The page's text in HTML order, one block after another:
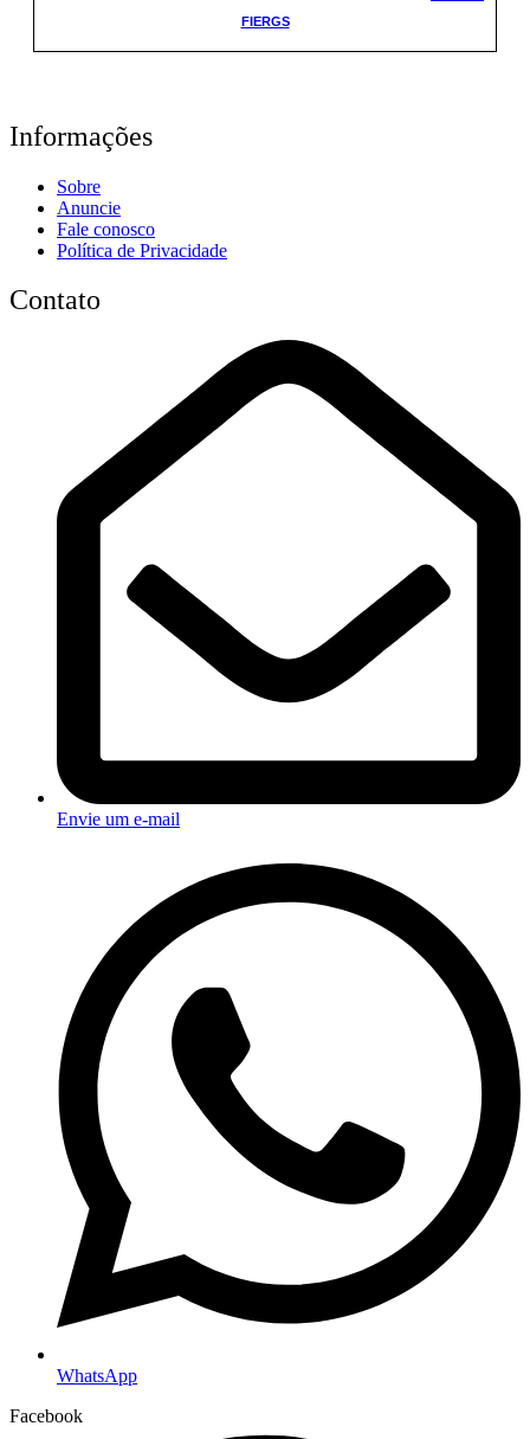
FIERGS
Informações
Sobre
Anuncie
Fale conosco
Política de Privacidade
Contato
Envie um e-mail
WhatsApp
Facebook